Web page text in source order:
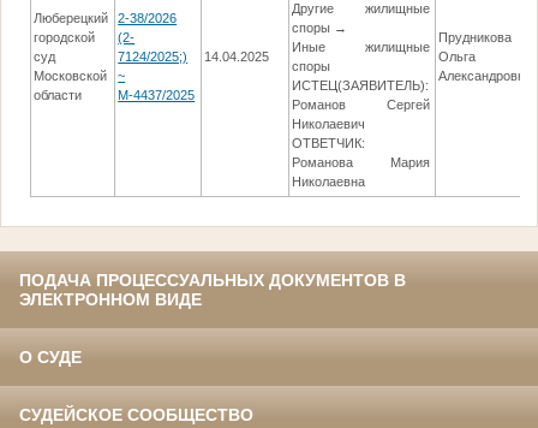
Люберецкий
городской
суд
Московской
области
2-38/2026
(2-
7124/2025;)
~
М-4437/2025
14.04.2025
Другие жилищные
споры →
Иные жилищные
споры
ИСТЕЦ(ЗАЯВИТЕЛЬ):
Романов Сергей
Николаевич
ОТВЕТЧИК:
Романова Мария
Николаевна
Прудникова
Ольга
Александровна
ПОДАЧА ПРОЦЕССУАЛЬНЫХ ДОКУМЕНТОВ В
ЭЛЕКТРОННОМ ВИДЕ
О СУДЕ
СУДЕЙСКОЕ СООБЩЕСТВО